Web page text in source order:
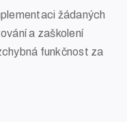
žádaných
a zaškolení
funkčnost za